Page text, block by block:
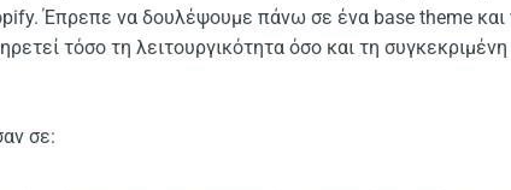
Έπρεπε να δουλέψουμε πάνω σε ένα base theme και
τόσο τη λειτουργικότητα όσο και τη συγκεκριμένη
σε: